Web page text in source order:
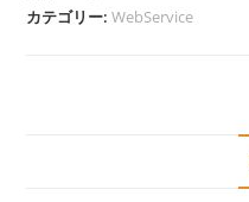
カテゴリー:WebService